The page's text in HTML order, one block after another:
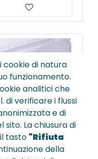
cookie di natura
funzionamento.
analitici che
di verificare i flussi
e di
La chiusura di
tasto "Rifiuta
della